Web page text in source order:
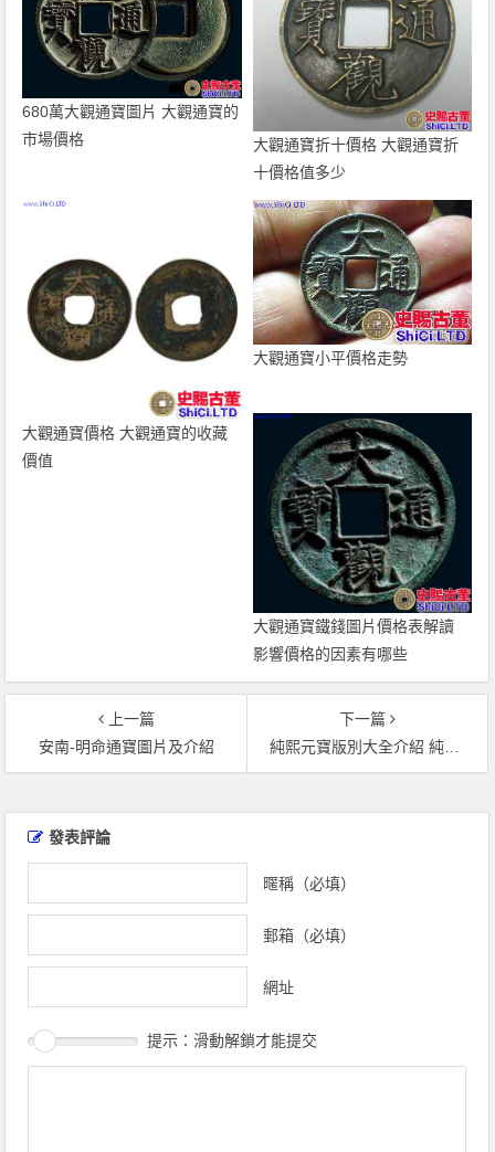
680萬大觀通寶圖片 大觀通寶的
市場價格
大觀通寶折十價格 大觀通寶折
十價格值多少
大觀通寶價格 大觀通寶的收藏
價值
大觀通寶小平價格走勢
大觀通寶鐵錢圖片價格表解讀
影響價格的因素有哪些
上一篇
安南-明命通寶圖片及介紹
下一篇
純熙元寶版別大全介紹 純熙元寶市場價值有多高？
發表評論
暱稱（必填）
郵箱（必填）
網址
提示：滑動解鎖才能提交